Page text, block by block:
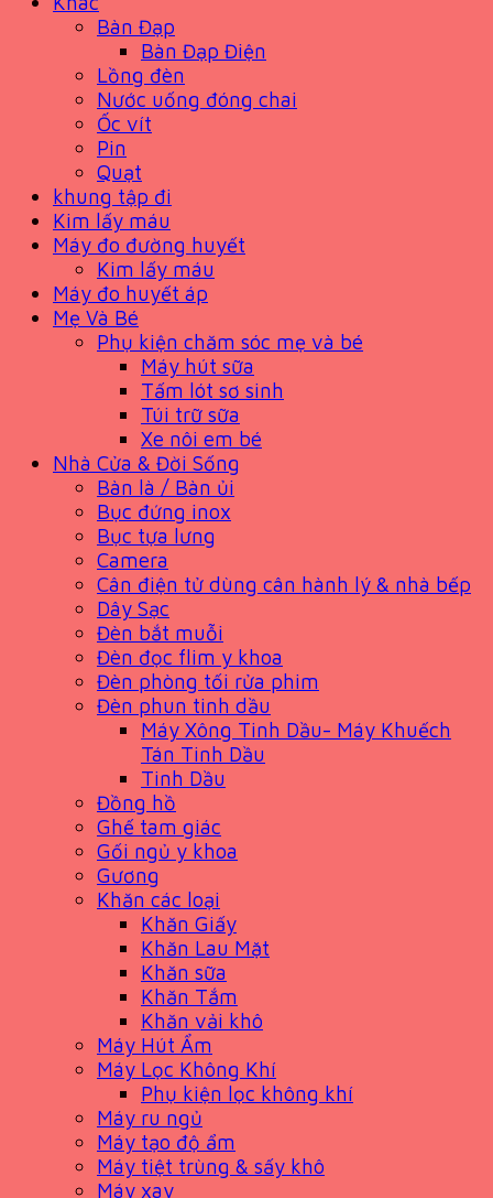
Bàn Đạp
Bàn Đạp Điện
Lồng đèn
Nước uống đóng chai
Ốc vít
Pin
Quạt
khung tập đi
Kim lấy máu
Máy đo đường huyết
Kim lấy máu
Máy đo huyết áp
Mẹ Và Bé
Phụ kiện chăm sóc mẹ và bé
Máy hút sữa
Tấm lót sơ sinh
Túi trữ sữa
Xe nôi em bé
Nhà Cửa & Đời Sống
Bàn là / Bàn ủi
Bục đứng inox
Bục tựa lưng
Camera
Cân điện tử dùng cân hành lý & nhà bếp
Dây Sạc
Đèn bắt muỗi
Đèn đọc flim y khoa
Đèn phòng tối rửa phim
Đèn phun tinh dầu
Máy Xông Tinh Dầu- Máy Khuếch
Tán Tinh Dầu
Tinh Dầu
Đồng hồ
Ghế tam giác
Gối ngủ y khoa
Gương
Khăn các loại
Khăn Giấy
Khăn Lau Mặt
Khăn sữa
Khăn Tắm
Khăn vải khô
Máy Hút Ẩm
Máy Lọc Không Khí
Phụ kiện lọc không khí
Máy ru ngủ
Máy tạo độ ẩm
Máy tiệt trùng & sấy khô
Máy xay